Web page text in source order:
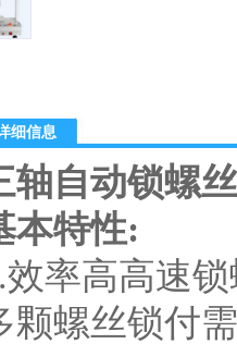
细信息
轴自动锁螺
本特性:
效率高高速
颗螺丝锁付